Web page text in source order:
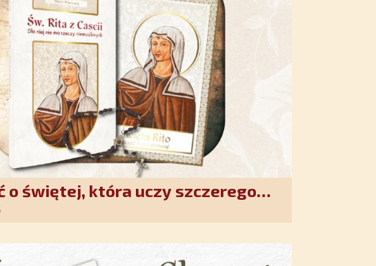
o świętej, która uczy szczerego
Bogu. Duchowe wzmocnienie i